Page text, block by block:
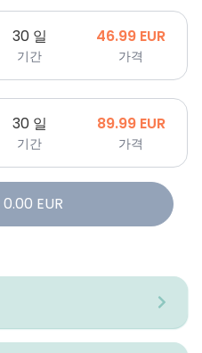
30 일
기간
46.99 EUR
가격
30 일
기간
89.99 EUR
가격
0.00 EUR